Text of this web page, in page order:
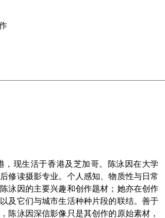
，现生活于香港及芝加哥。陈泳因在大学
修读摄影专业。个人感知、物质性与日常
泳因的主要兴趣和创作题材；她亦在创作
及它们与城市生活种种片段的联结。善于
陈泳因深信影像只是其创作的原始素材，